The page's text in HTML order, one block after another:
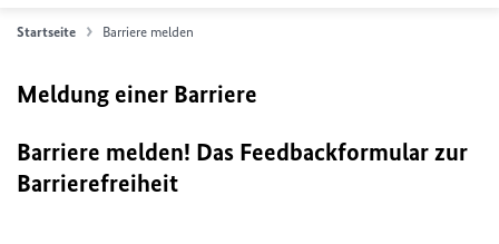
Startseite Barriere melden
Meldung einer Barriere
Barriere melden! Das Feedbackformular zur
Barrierefreiheit